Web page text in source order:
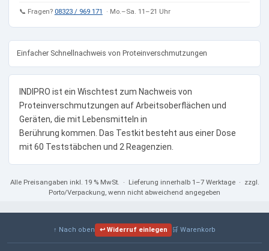
📞 Fragen? 08323 / 969 171 · Mo.–Sa. 11–21 Uhr
Einfacher Schnellnachweis von Proteinverschmutzungen
INDIPRO ist ein Wischtest zum Nachweis von
Proteinverschmutzungen auf Arbeitsoberflächen und
Geräten, die mit Lebensmitteln in
Berührung kommen. Das Testkit besteht aus einer Dose
mit 60 Teststäbchen und 2 Reagenzien.
Alle Preisangaben inkl. 19 % MwSt. · Lieferung innerhalb 1–7 Werktage · zzgl.
Porto/Verpackung, wenn nicht abweichend angegeben
↑ Nach oben ↩ Widerruf einlegen 🛒 Warenkorb